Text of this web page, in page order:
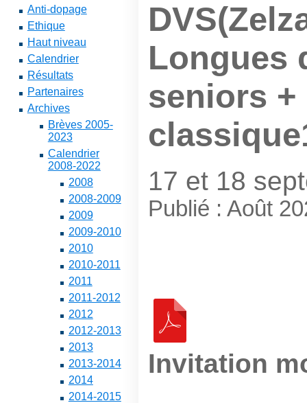
Anti-dopage
Ethique
Haut niveau
Calendrier
Résultats
Partenaires
Archives
Brèves 2005-
2023
Calendrier
2008-2022
2008
2008-2009
2009
2009-2010
2010
2010-2011
2011
2011-2012
2012
2012-2013
2013
2013-2014
2014
2014-2015
Longues
seniors
17 et 18
Publié : Août
Invitation